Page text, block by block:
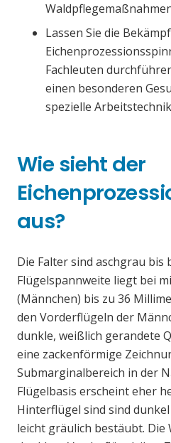
Lassen Sie die
Fachleuten
einen besonderen
spezielle
Wie sieht der
aus?
Die Falter sind aschgrau bis
Flügelspannweite liegt bei
(Männchen) bis zu 36
den Vorderflügeln der
dunkle, weißlich gerandete
eine zackenförmige
Submarginalbereich in der
Flügelbasis erscheint eher
Hinterflügel sind sind
leicht gräulich bestäubt. Die